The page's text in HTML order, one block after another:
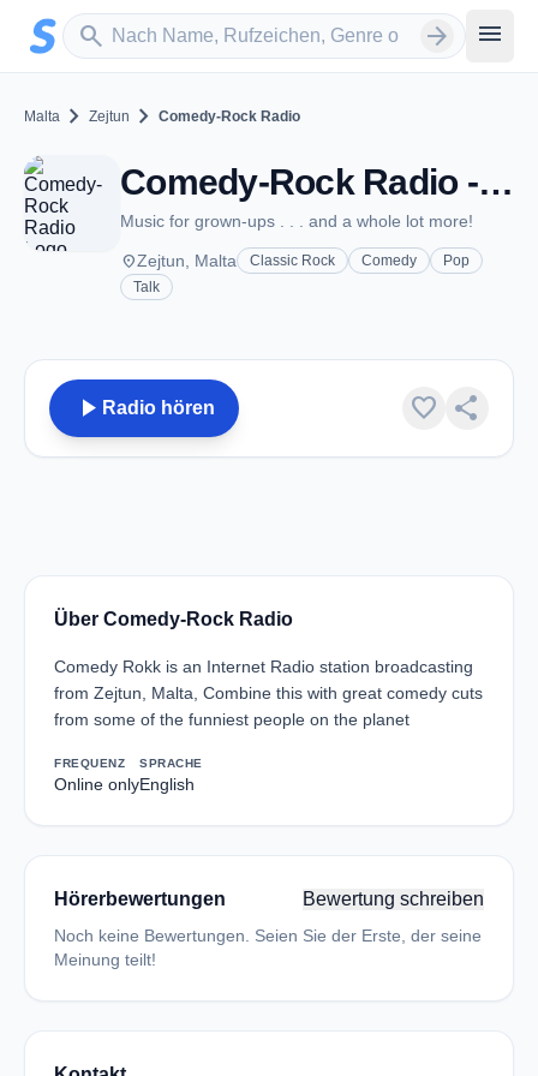
Zum Hauptinhalt springen
search
Sender suchen arrow_forward menu
Malta chevron_right Zejtun chevron_right Comedy-Rock Radio
Comedy-Rock Radio - Zejtun
Music for grown-ups . . . and a whole lot more!
placeZejtun, Malta Classic Rock Comedy
Pop
Talk
play_arrow Radio hören favorite share
Über Comedy-Rock Radio
Comedy Rokk is an Internet Radio station broadcasting
from Zejtun, Malta, Combine this with great comedy cuts
from some of the funniest people on the planet
FREQUENZ
Online only
SPRACHE
English
Hörerbewertungen Bewertung schreiben
Noch keine Bewertungen. Seien Sie der Erste, der seine
Meinung teilt!